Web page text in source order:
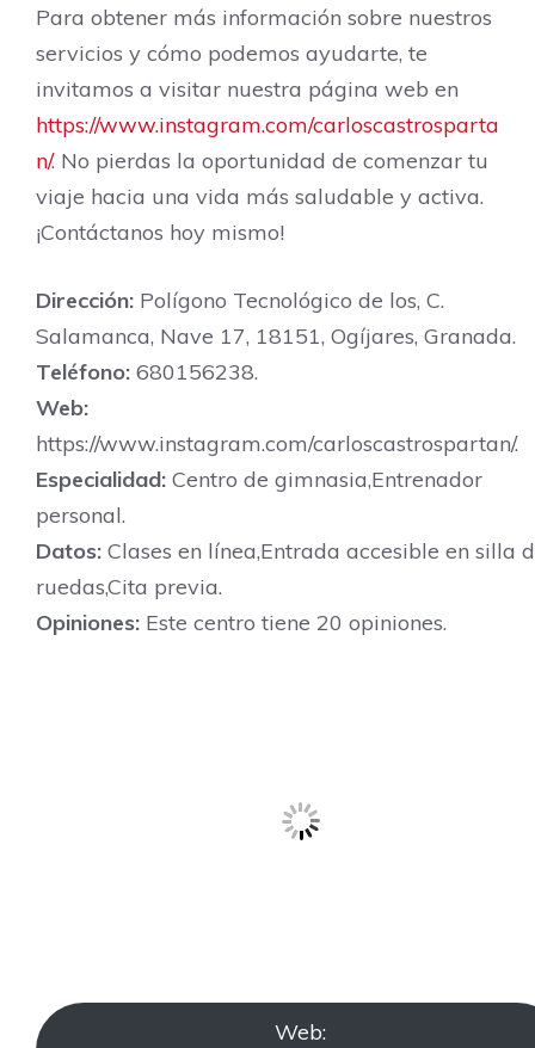
Para obtener más información sobre nuestros
servicios y cómo podemos ayudarte, te
invitamos a visitar nuestra página web en
https://www.instagram.com/carloscastrosparta
n/. No pierdas la oportunidad de comenzar tu
viaje hacia una vida más saludable y activa.
¡Contáctanos hoy mismo!
Dirección: Polígono Tecnológico de los, C.
Salamanca, Nave 17, 18151, Ogíjares, Granada.
Teléfono: 680156238.
Web:
https://www.instagram.com/carloscastrospartan/.
Especialidad: Centro de gimnasia,Entrenador
personal.
Datos: Clases en línea,Entrada accesible en silla
ruedas,Cita previa.
Opiniones: Este centro tiene 20 opiniones.
Web: